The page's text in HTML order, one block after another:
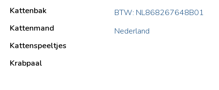
Kattenbak
Kattenmand
Kattenspeeltjes
Krabpaal​
BTW: NL868267648B01
Nederland